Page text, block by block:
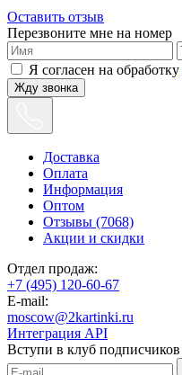
Оставить отзыв
Перезвоните мне на номер
Я согласен на обработку
Жду звонка
Доставка
Оплата
Информация
Оптом
Отзывы (7068)
Акции и скидки
Отдел продаж:
+7 (495) 120-60-67
E-mail:
moscow@2kartinki.ru
Интеграция API
Вступи в клуб подписчиков